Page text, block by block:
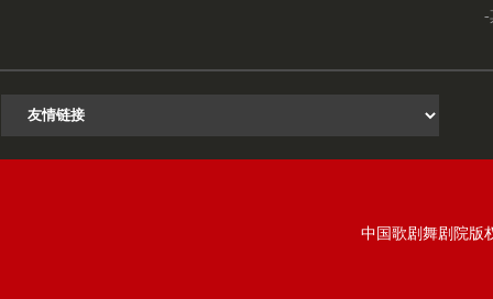
-
中国歌剧舞剧院版